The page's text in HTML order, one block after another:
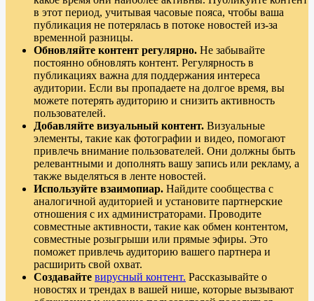
в этот период, учитывая часовые пояса, чтобы ваша
публикация не потерялась в потоке новостей из-за
временной разницы.
Обновляйте контент регулярно. Не забывайте
постоянно обновлять контент. Регулярность в
публикациях важна для поддержания интереса
аудитории. Если вы пропадаете на долгое время, вы
можете потерять аудиторию и снизить активность
пользователей.
Добавляйте визуальный контент. Визуальные
элементы, такие как фотографии и видео, помогают
привлечь внимание пользователей. Они должны быть
релевантными и дополнять вашу запись или рекламу, а
также выделяться в ленте новостей.
Используйте взаимопиар. Найдите сообщества с
аналогичной аудиторией и установите партнерские
отношения с их администраторами. Проводите
совместные активности, такие как обмен контентом,
совместные розыгрыши или прямые эфиры. Это
поможет привлечь аудиторию вашего партнера и
расширить свой охват.
Создавайте вирусный контент. Рассказывайте о
новостях и трендах в вашей нише, которые вызывают